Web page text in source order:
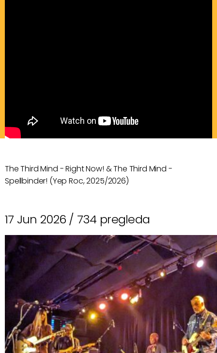
The Third Mind - Right Now! & The Third Mind -
Spellbinder! (Yep Roc, 2025/2026)
17 Jun 2026 / 734 pregleda